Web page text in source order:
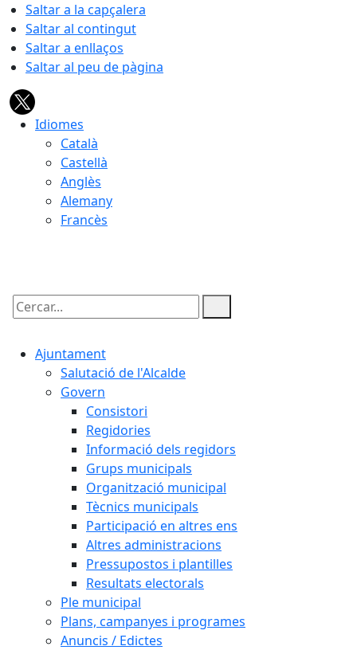
Saltar a la capçalera
Saltar al contingut
Saltar a enllaços
Saltar al peu de pàgina
Idiomes
Català
Castellà
Anglès
Alemany
Francès
Cercar:
Ajuntament
Salutació de l'Alcalde
Govern
Consistori
Regidories
Informació dels regidors
Grups municipals
Organització municipal
Tècnics municipals
Participació en altres ens
Altres administracions
Pressupostos i plantilles
Resultats electorals
Ple municipal
Plans, campanyes i programes
Anuncis / Edictes